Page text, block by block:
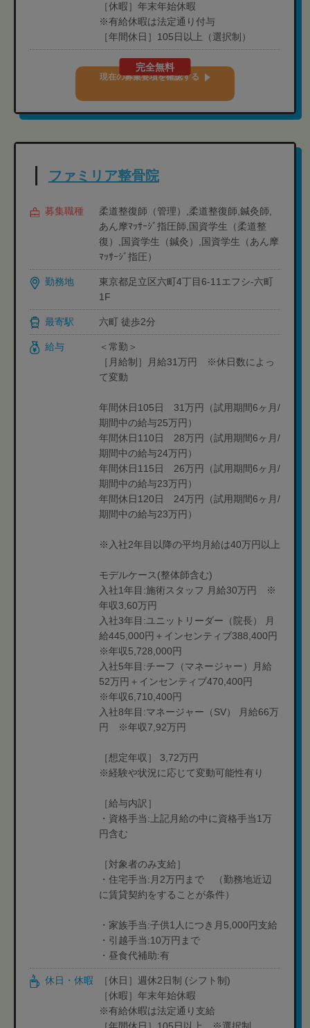
［休暇］年末年始休暇
※有給休暇は法定通り付与
［年間休日］105日以上（選択制）
完全無料
現在の募集要項を確認する
ファミリア整骨院
募集職種
柔道整復師（管理）,柔道整復師,鍼灸師,
あん摩ﾏｯｻｰｼﾞ指圧師,国資学生（柔道整
復）,国資学生（鍼灸）,国資学生（あん摩
ﾏｯｻｰｼﾞ指圧）
勤務地
東京都足立区六町4丁目6-11エフシ-六町
1F
最寄駅 六町 徒歩2分
給与
＜常勤＞
［月給制］月給31万円 ※休日数によっ
て変動
年間休日105日 31万円（試用期間6ヶ月/
期間中の給与25万円）
年間休日110日 28万円（試用期間6ヶ月/
期間中の給与24万円）
年間休日115日 26万円（試用期間6ヶ月/
期間中の給与23万円）
年間休日120日 24万円（試用期間6ヶ月/
期間中の給与23万円）
※入社2年目以降の平均月給は40万円以上
モデルケース(整体師含む)
入社1年目:施術スタッフ 月給30万円 ※
年収3,60万円
入社3年目:ユニットリーダー（院長） 月
給445,000円＋インセンティブ388,400円
※年収5,728,000円
入社5年目:チーフ（マネージャー）月給
52万円＋インセンティブ470,400円
※年収6,710,400円
入社8年目:マネージャー（SV） 月給66万
円 ※年収7,92万円
［想定年収］ 3,72万円
※経験や状況に応じて変動可能性有り
［給与内訳］
・資格手当:上記月給の中に資格手当1万
円含む
［対象者のみ支給］
・住宅手当:月2万円まで （勤務地近辺
に賃貸契約をすることが条件）
・家族手当:子供1人につき月5,000円支給
・引越手当:10万円まで
・昼食代補助:有
休日・休暇
［休日］週休2日制 (シフト制)
［休暇］年末年始休暇
※有給休暇は法定通り支給